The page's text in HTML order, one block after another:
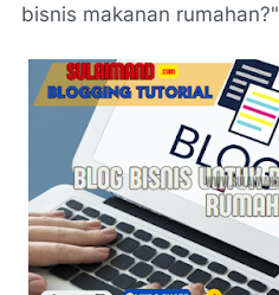
bisnis makanan rumahan?"